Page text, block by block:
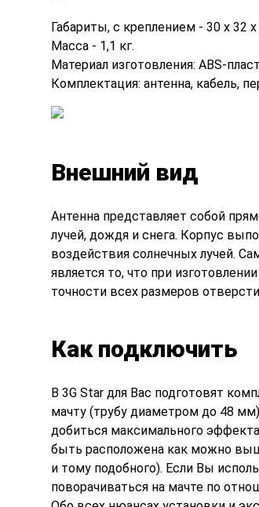
Габариты, с креплением - 30 х 32
Масса - 1,1 кг.
Материал изготовления: ABS-
Комплектация: антенна, кабель,
Внешний вид
Антенна представляет собой
лучей, дождя и снега. Корпус
воздействия солнечных лучей.
является то, что при
точности всех размеров
Как подключить
В 3G Star для Вас подготовят
мачту (трубу диаметром до 48
добиться максимального
быть расположена как можно
и тому подобного). Если Вы
поворачиваться на мачте по